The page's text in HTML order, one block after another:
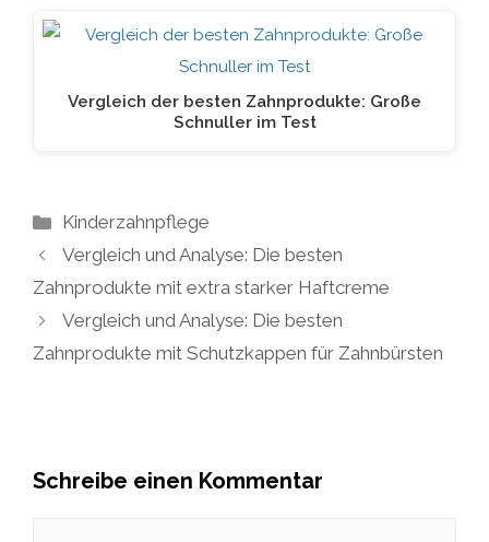
Vergleich der besten Zahnprodukte: Große
Schnuller im Test
Kategorien
Kinderzahnpflege
Vergleich und Analyse: Die besten
Zahnprodukte mit extra starker Haftcreme
Vergleich und Analyse: Die besten
Zahnprodukte mit Schutzkappen für Zahnbürsten
Schreibe einen Kommentar